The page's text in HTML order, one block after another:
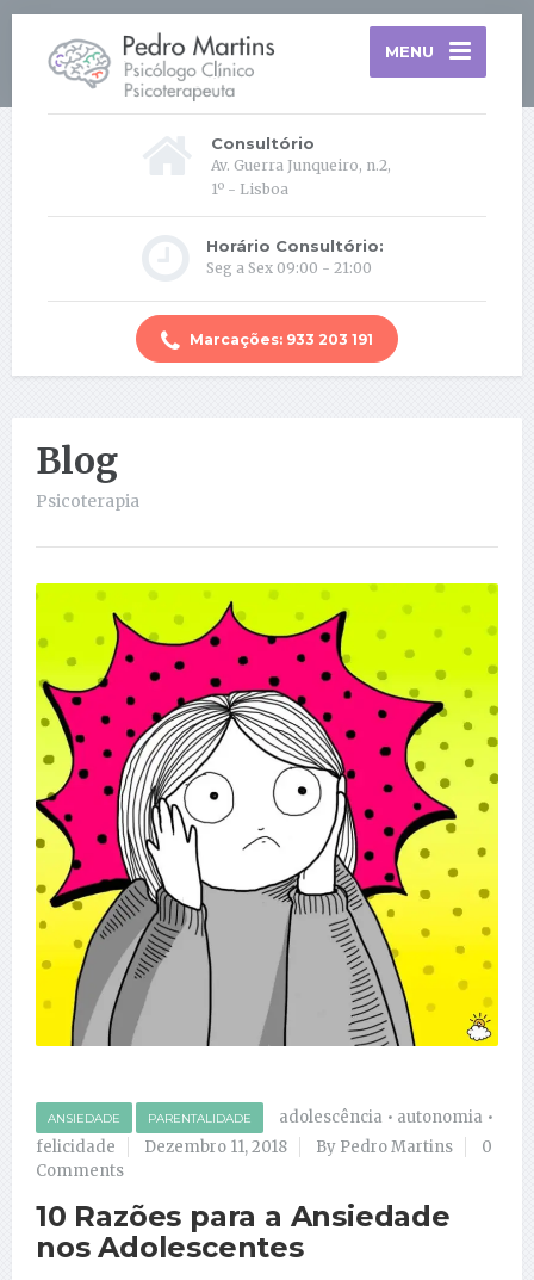
MENU
Consultório
Av. Guerra Junqueiro, n.2,
1º - Lisboa
Horário Consultório:
Seg a Sex 09:00 - 21:00
Marcações: 933 203 191
Blog
Psicoterapia
ANSIEDADE PARENTALIDADE adolescência • autonomia •
felicidade
Dezembro 11, 2018 By Pedro Martins
0
Comments
10 Razões para a Ansiedade
nos Adolescentes